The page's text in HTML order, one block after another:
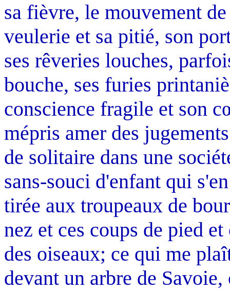
sa fièvre, le mouvement
veulerie et sa pitié, son
ses rêveries louches,
bouche, ses furies
conscience fragile et son
mépris amer des
de solitaire dans une
sans-souci d'enfant qui
tirée aux troupeaux de
nez et ces coups de pied
des oiseaux; ce qui me
devant un arbre de